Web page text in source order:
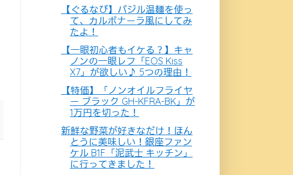
【ぐるなび】バジル温麺を使っ
て、カルボナーラ風にしてみ
たよ！
【一眼初心者もイケる？】キャ
ノンの一眼レフ「EOS Kiss
X7」が欲しい♪ 5つの理由！
【特価】「ノンオイルフライヤ
ー ブラック GH-KFRA-BK」が
1万円を切った！
新鮮な野菜が好きなだけ！ほん
とうに美味しい！銀座ファン
ケル B1F「泥武士 キッチン」
に行ってきました！